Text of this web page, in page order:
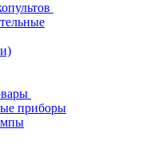
приборы